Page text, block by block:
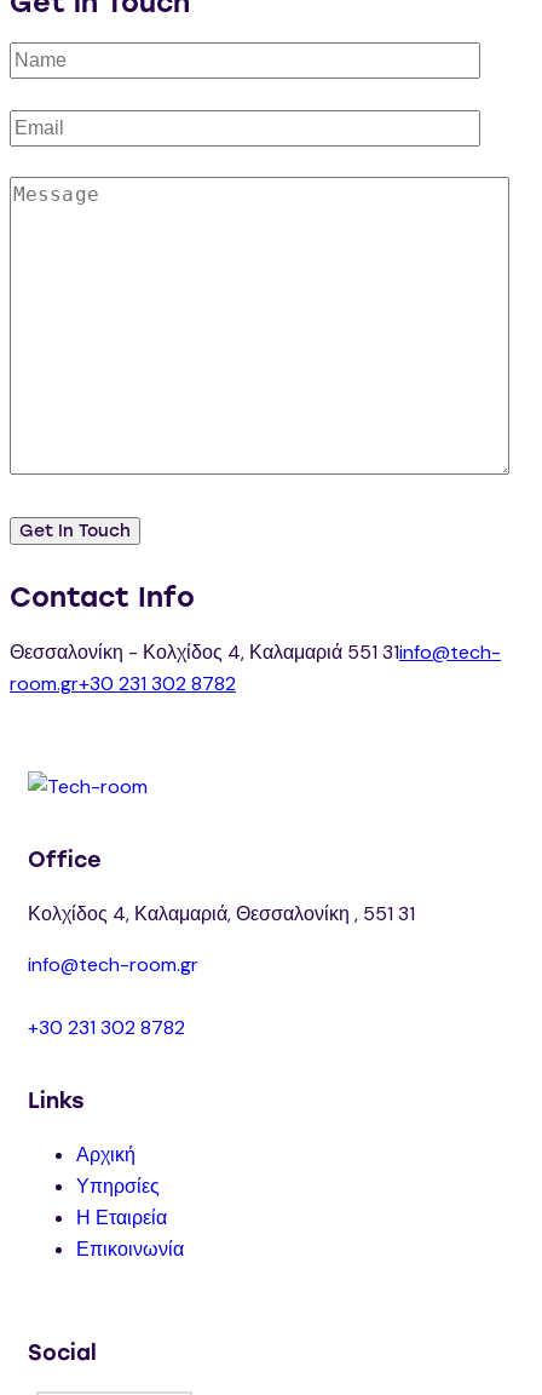
Contact Info
Θεσσαλονίκη - Κολχίδος 4, Καλαμαριά 551 31info@tech-
room.gr+30 231 302 8782
Office
Κολχίδος 4, Καλαμαριά, Θεσσαλονίκη , 551 31
info@tech-room.gr
+30 231 302 8782
Links
Αρχική
Υπηρσίες
Η Εταιρεία
Επικοινωνία
Social